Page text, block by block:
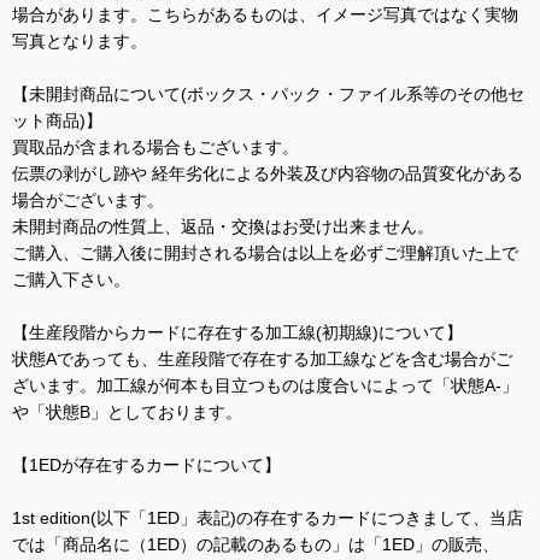
場合があります。こちらがあるものは、イメージ写真ではなく実物
写真となります。
【未開封商品について(ボックス・パック・ファイル系等のその他セ
ット商品)】
買取品が含まれる場合もございます。
伝票の剥がし跡や 経年劣化による外装及び内容物の品質変化がある
場合がございます。
未開封商品の性質上、返品・交換はお受け出来ません。
ご購入、ご購入後に開封される場合は以上を必ずご理解頂いた上で
ご購入下さい。
【生産段階からカードに存在する加工線(初期線)について】
状態Aであっても、生産段階で存在する加工線などを含む場合がご
ざいます。加工線が何本も目立つものは度合いによって「状態A-」
や「状態B」としております。
【1EDが存在するカードについて】
1st edition(以下「1ED」表記)の存在するカードにつきまして、当店
では「商品名に（1ED）の記載のあるもの」は「1ED」の販売、